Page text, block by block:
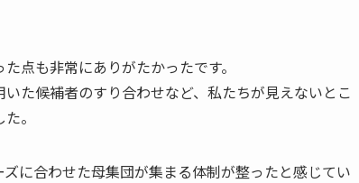
点も非常にありがたかったです。
た候補者のすり合わせなど、私たちが見えないとこ
。
に合わせた母集団が集まる体制が整ったと感じてい